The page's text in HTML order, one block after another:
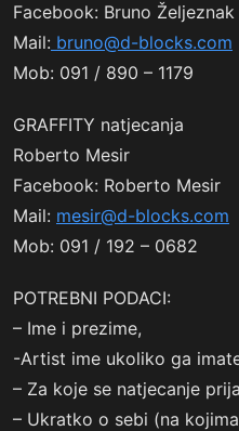
Facebook: Bruno Željeznak
Mail: bruno@d-blocks.com
Mob: 091 / 890 – 1179
GRAFFITY natjecanja
Roberto Mesir
Facebook: Roberto Mesir
Mail: mesir@d-blocks.com
Mob: 091 / 192 – 0682
POTREBNI PODACI:
– Ime i prezime,
-Artist ime ukoliko ga
– Za koje se natjecanje
– Ukratko o sebi (na